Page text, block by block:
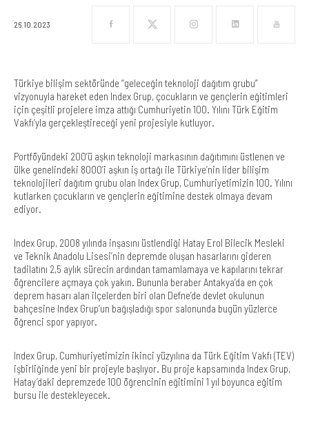
26.10.2023
Türkiye bilişim sektöründe “geleceğin teknoloji dağıtım grubu”
vizyonuyla hareket eden Index Grup, çocukların ve gençlerin eğitimleri
için çeşitli projelere imza attığı Cumhuriyetin 100. Yılını Türk Eğitim
Vakfı’yla gerçekleştireceği yeni projesiyle kutluyor.
Portföyündeki 200’ü aşkın teknoloji markasının dağıtımını üstlenen ve
ülke genelindeki 8000’i aşkın iş ortağı ile Türkiye’nin lider bilişim
teknolojileri dağıtım grubu olan Index Grup, Cumhuriyetimizin 100. Yılını
kutlarken çocukların ve gençlerin eğitimine destek olmaya devam
ediyor.
Index Grup, 2008 yılında inşasını üstlendiği Hatay Erol Bilecik Mesleki
ve Teknik Anadolu Lisesi’nin depremde oluşan hasarlarını gideren
tadilatını 2,5 aylık sürecin ardından tamamlamaya ve kapılarını tekrar
öğrencilere açmaya çok yakın. Bununla beraber Antakya’da en çok
deprem hasarı alan ilçelerden biri olan Defne’de devlet okulunun
bahçesine Index Grup’un bağışladığı spor salonunda bugün yüzlerce
öğrenci spor yapıyor.
Index Grup, Cumhuriyetimizin ikinci yüzyılına da Türk Eğitim Vakfı (TEV)
işbirliğinde yeni bir projeyle başlıyor. Bu proje kapsamında Index Grup,
Hatay’daki depremzede 100 öğrencinin eğitimini 1 yıl boyunca eğitim
bursu ile destekleyecek.